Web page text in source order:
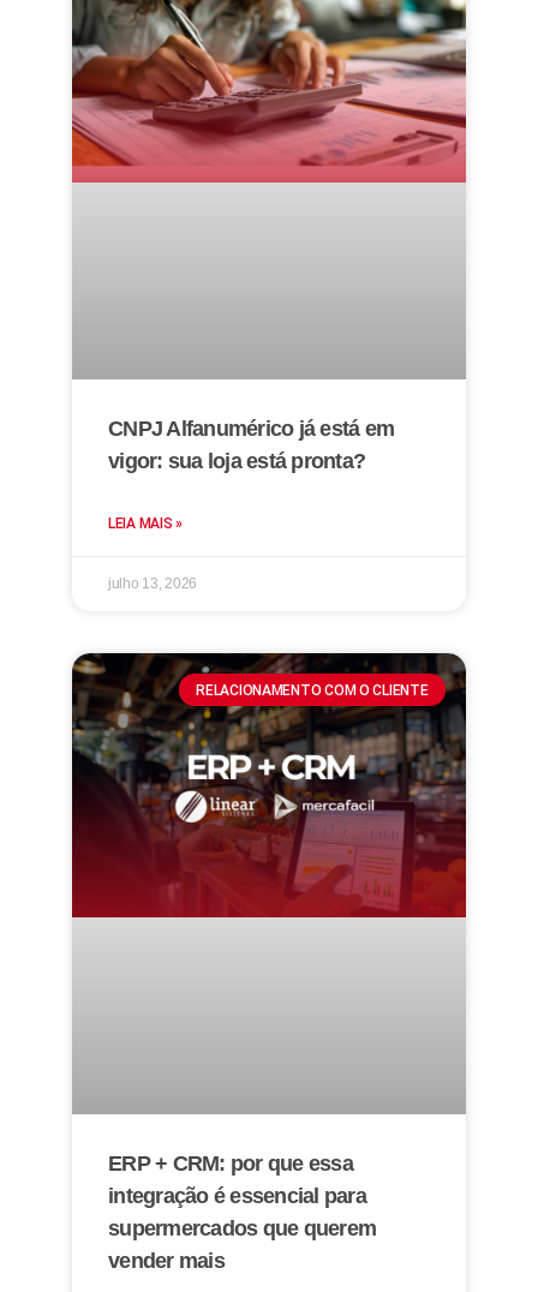
CNPJ Alfanumérico já está em
vigor: sua loja está pronta?
LEIA MAIS »
julho 13, 2026
RELACIONAMENTO COM O CLIENTE
ERP + CRM: por que essa
integração é essencial para
supermercados que querem
vender mais